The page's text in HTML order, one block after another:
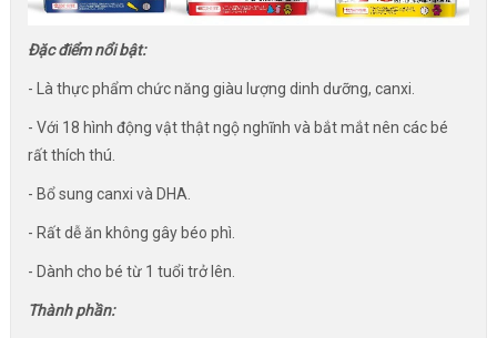
Đặc điểm nổi bật:
- Là thực phẩm chức năng giàu lượng dinh dưỡng, canxi.
- Với 18 hình động vật thật ngộ nghĩnh và bắt mắt nên các bé
rất thích thú.
- Bổ sung canxi và DHA.
- Rất dễ ăn không gây béo phì.
- Dành cho bé từ 1 tuổi trở lên.
Thành phần: